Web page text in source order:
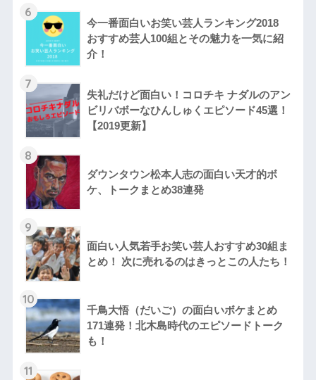
6
今一番面白いお笑い芸人ランキング2018
おすすめ芸人100組とその魅力を一気に紹
介！
7
失礼だけど面白い！コロチキ ナダルのアン
ビリバボーなひんしゅくエピソード45選！
【2019更新】
8
ダウンタウン松本人志の面白い天才的ボ
ケ、トークまとめ38連発
9
面白い人気若手お笑い芸人おすすめ30組ま
とめ！ 次に売れるのはきっとこの人たち！
10
千鳥大悟（だいご）の面白いボケまとめ
171連発！北木島時代のエピソードトーク
も！
11